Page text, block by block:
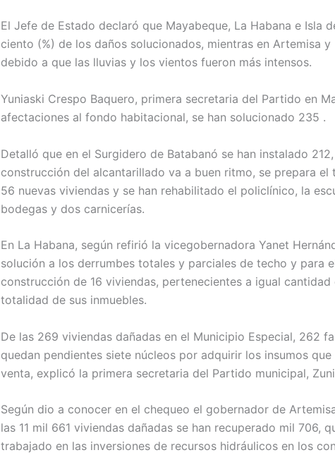
El Jefe de Estado declaró que Mayabeque, La Habana e Isla
ciento (%) de los daños solucionados, mientras en Artemisa
debido a que las lluvias y los vientos fueron más intensos.
Yuniaski Crespo Baquero, primera secretaria del Partido en
afectaciones al fondo habitacional, se han solucionado 235 .
Detalló que en el Surgidero de Batabanó se han instalado
construcción del alcantarillado va a buen ritmo, se prepara el
56 nuevas viviendas y se han rehabilitado el policlínico, la
bodegas y dos carnicerías.
En La Habana, según refirió la vicegobernadora Yanet
solución a los derrumbes totales y parciales de techo y para
construcción de 16 viviendas, pertenecientes a igual
totalidad de sus inmuebles.
De las 269 viviendas dañadas en el Municipio Especial, 262
quedan pendientes siete núcleos por adquirir los insumos
venta, explicó la primera secretaria del Partido municipal,
Según dio a conocer en el chequeo el gobernador de
las 11 mil 661 viviendas dañadas se han recuperado mil 706,
trabajado en las inversiones de recursos hidráulicos en los